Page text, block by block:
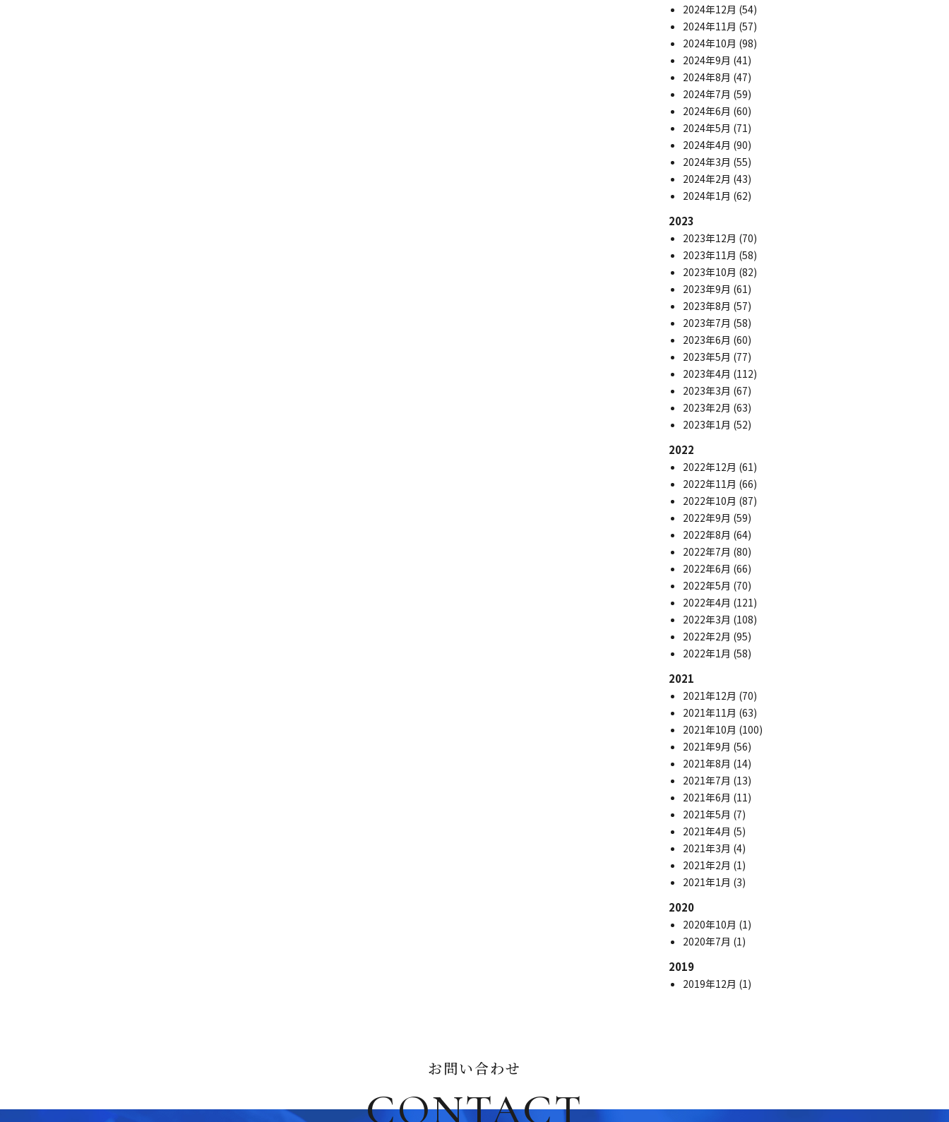
2024年12月 (54)
2024年11月 (57)
2024年10月 (98)
2024年9月 (41)
2024年8月 (47)
2024年7月 (59)
2024年6月 (60)
2024年5月 (71)
2024年4月 (90)
2024年3月 (55)
2024年2月 (43)
2024年1月 (62)
2023
2023年12月 (70)
2023年11月 (58)
2023年10月 (82)
2023年9月 (61)
2023年8月 (57)
2023年7月 (58)
2023年6月 (60)
2023年5月 (77)
2023年4月 (112)
2023年3月 (67)
2023年2月 (63)
2023年1月 (52)
2022
2022年12月 (61)
2022年11月 (66)
2022年10月 (87)
2022年9月 (59)
2022年8月 (64)
2022年7月 (80)
2022年6月 (66)
2022年5月 (70)
2022年4月 (121)
2022年3月 (108)
2022年2月 (95)
2022年1月 (58)
2021
2021年12月 (70)
2021年11月 (63)
2021年10月 (100)
2021年9月 (56)
2021年8月 (14)
2021年7月 (13)
2021年6月 (11)
2021年5月 (7)
2021年4月 (5)
2021年3月 (4)
2021年2月 (1)
2021年1月 (3)
2020
2020年10月 (1)
2020年7月 (1)
2019
2019年12月 (1)
お問い合わせ
CONTACT